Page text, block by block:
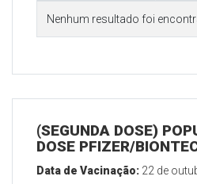
Nenhum resultado foi
(SEGUNDA DOSE)
DOSE PFIZER/
Data de Vacinação: 22 de